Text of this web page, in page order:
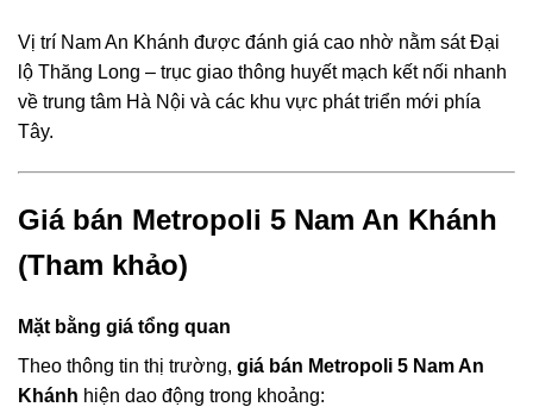
Vị trí Nam An Khánh được đánh giá cao nhờ nằm sát Đại
lộ Thăng Long – trục giao thông huyết mạch kết nối nhanh
về trung tâm Hà Nội và các khu vực phát triển mới phía
Tây.
Giá bán Metropoli 5 Nam An Khánh
(Tham khảo)
Mặt bằng giá tổng quan
Theo thông tin thị trường, giá bán Metropoli 5 Nam An
Khánh hiện dao động trong khoảng: